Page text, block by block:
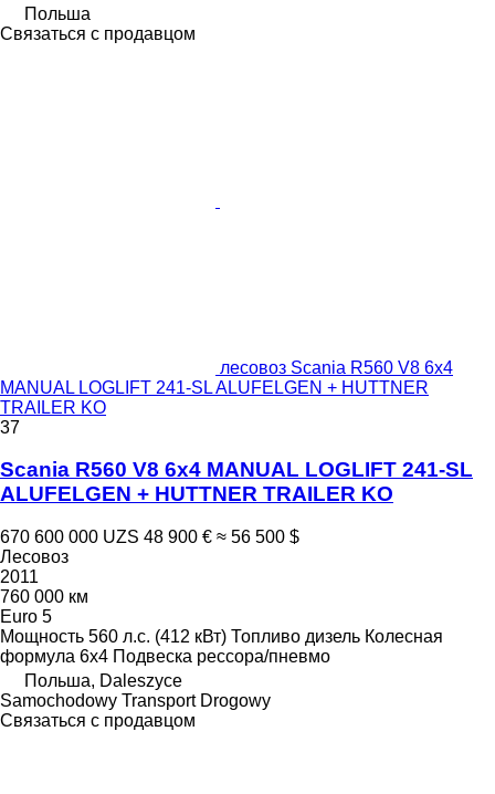
Польша
Связаться с продавцом
лесовоз Scania R560 V8 6x4
MANUAL LOGLIFT 241-SL ALUFELGEN + HUTTNER
TRAILER KO
37
Scania R560 V8 6x4 MANUAL LOGLIFT 241-SL
ALUFELGEN + HUTTNER TRAILER KO
670 600 000 UZS 48 900 € ≈ 56 500 $
Лесовоз
2011
760 000 км
Euro 5
Мощность 560 л.с. (412 кВт) Топливо дизель Колесная
формула 6x4 Подвеска рессора/пневмо
Польша, Daleszyce
Samochodowy Transport Drogowy
Связаться с продавцом